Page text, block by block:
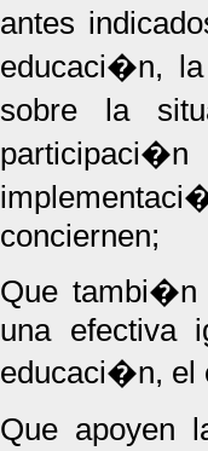
antes
educaci�n,
sobre la
conciernen;
Que tambi�n
una efectiva
educaci�n, el
Que apoyen